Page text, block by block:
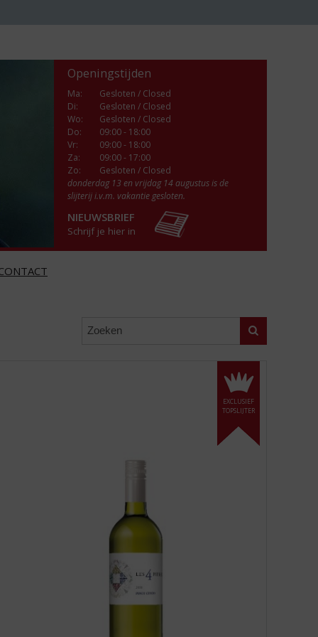
Openingstijden
Ma:
Gesloten / Closed
Di:
Gesloten / Closed
Wo:
Gesloten / Closed
Do:
09:00 - 18:00
Vr:
09:00 - 18:00
Za:
09:00 - 17:00
Zo:
Gesloten / Closed
donderdag 13 en vrijdag 14 augustus is de
slijterij i.v.m. vakantie gesloten.
NIEUWSBRIEF
Schrijf je hier in
Zoeken
EXCLUSIEF
TOPSLIJTER